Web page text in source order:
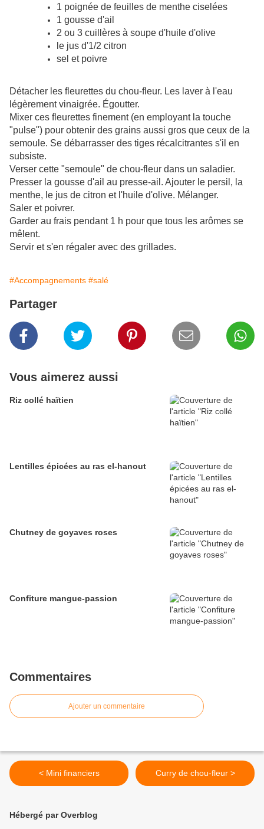
1 poignée de feuilles de menthe ciselées
1 gousse d'ail
2 ou 3 cuillères à soupe d'huile d'olive
le jus d'1/2 citron
sel et poivre
Détacher les fleurettes du chou-fleur. Les laver à l'eau
légèrement vinaigrée. Égoutter.
Mixer ces fleurettes finement (en employant la touche
"pulse") pour obtenir des grains aussi gros que ceux de la
semoule. Se débarrasser des tiges récalcitrantes s'il en
subsiste.
Verser cette "semoule" de chou-fleur dans un saladier.
Presser la gousse d'ail au presse-ail. Ajouter le persil, la
menthe, le jus de citron et l'huile d'olive. Mélanger.
Saler et poivrer.
Garder au frais pendant 1 h pour que tous les arômes se
mêlent.
Servir et s'en régaler avec des grillades.
#Accompagnements #salé
Partager
Vous aimerez aussi
Riz collé haïtien
Lentilles épicées au ras el-hanout
Chutney de goyaves roses
Confiture mangue-passion
Commentaires
Ajouter un commentaire
< Mini financiers Curry de chou-fleur >
Hébergé par Overblog